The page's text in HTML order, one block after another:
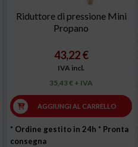
Riduttore di pressione Mini
Propano
43,22 €
IVA incl.
35,43 € + IVA
AGGIUNGI AL CARRELLO
* Ordine gestito in 24h * Pronta
consegna